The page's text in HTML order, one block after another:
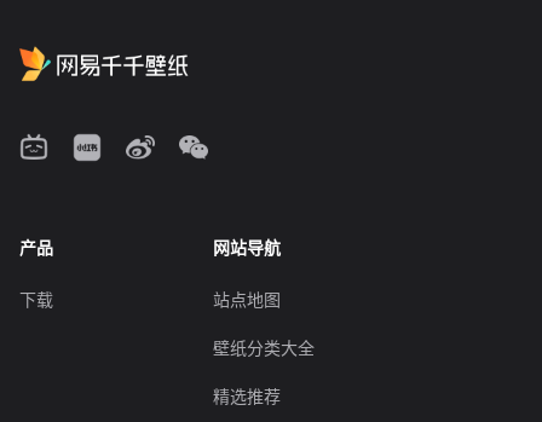
产品
下载
网站导航
站点地图
壁纸分类大全
精选推荐